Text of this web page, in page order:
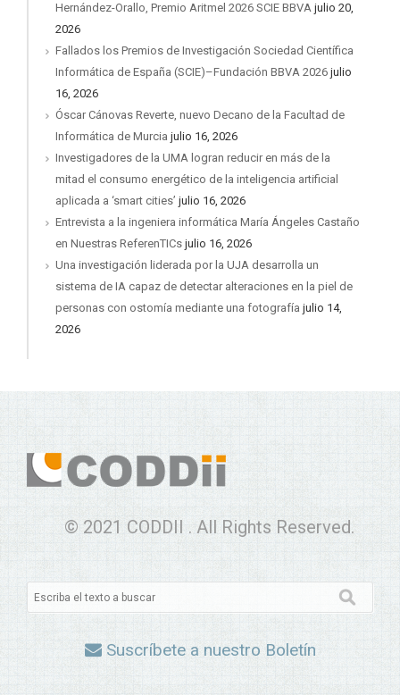
Hernández-Orallo, Premio Aritmel 2026 SCIE BBVA julio 20,
2026
Fallados los Premios de Investigación Sociedad Científica
Informática de España (SCIE)–Fundación BBVA 2026 julio
16, 2026
Óscar Cánovas Reverte, nuevo Decano de la Facultad de
Informática de Murcia julio 16, 2026
Investigadores de la UMA logran reducir en más de la
mitad el consumo energético de la inteligencia artificial
aplicada a ‘smart cities’ julio 16, 2026
Entrevista a la ingeniera informática María Ángeles Castaño
en Nuestras ReferenTICs julio 16, 2026
Una investigación liderada por la UJA desarrolla un
sistema de IA capaz de detectar alteraciones en la piel de
personas con ostomía mediante una fotografía julio 14,
2026
© 2021 CODDII . All Rights Reserved.
Suscríbete a nuestro Boletín